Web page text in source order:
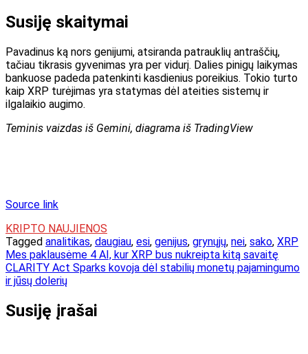
Susiję skaitymai
Pavadinus ką nors genijumi, atsiranda patrauklių antraščių,
tačiau tikrasis gyvenimas yra per vidurį. Dalies pinigų laikymas
bankuose padeda patenkinti kasdienius poreikius. Tokio turto
kaip XRP turėjimas yra statymas dėl ateities sistemų ir
ilgalaikio augimo.
Teminis vaizdas iš Gemini, diagrama iš TradingView
Source link
KRIPTO NAUJIENOS
Tagged analitikas, daugiau, esi, genijus, grynųjų, nei, sako, XRP
Navigacija
tarp
Mes paklausėme 4 AI, kur XRP bus nukreipta kitą savaitę
CLARITY Act Sparks kovoja dėl stabilių monetų pajamingumo
ir jūsų dolerių
Susiję įrašai